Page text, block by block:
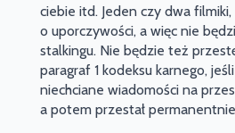
ciebie itd. Jeden czy dwa
o uporczywości, a więc nie
stalkingu. Nie będzie też
paragraf 1 kodeksu karnego,
niechciane wiadomości na
a potem przestał